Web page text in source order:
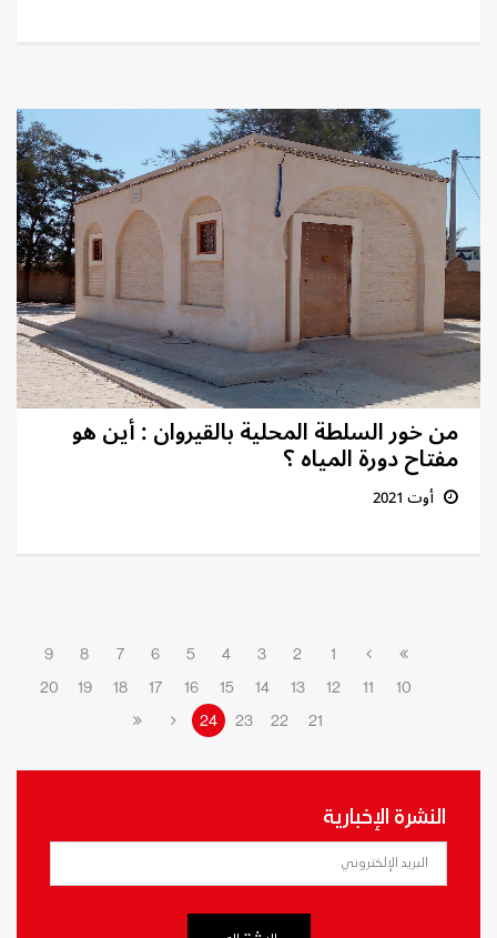
من خور السلطة المحلية بالقيروان : أين هو
مفتاح دورة المياه ؟
أوت 2021
1
2
3
4
5
6
7
8
9
10
11
12
13
14
15
16
17
18
19
20
21
22
23
24
النشرة الإخبارية